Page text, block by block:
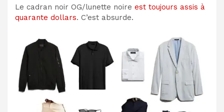
Le cadran noir OG/lunette noire est toujours assis à
quarante dollars. C’est absurde.